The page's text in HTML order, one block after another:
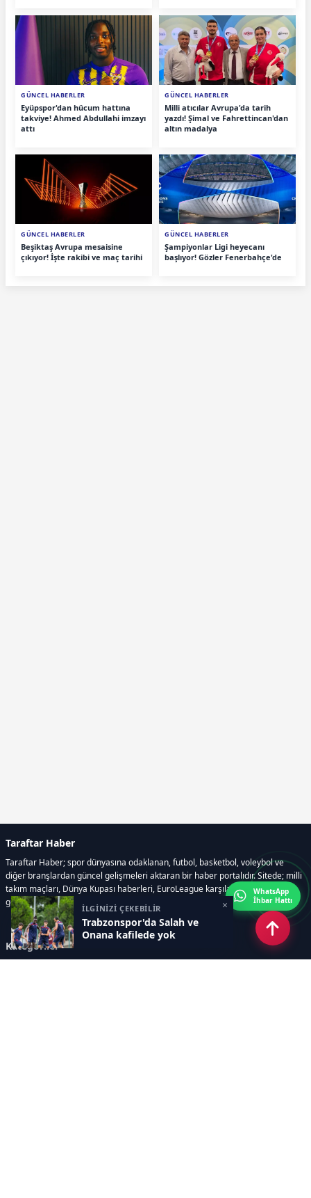
GÜNCEL HABERLER
Eyüpspor'dan hücum hattına
takviye! Ahmed Abdullahi imzayı
attı
GÜNCEL HABERLER
Milli atıcılar Avrupa'da tarih
yazdı! Şimal ve Fahrettincan'dan
altın madalya
GÜNCEL HABERLER
Beşiktaş Avrupa mesaisine
çıkıyor! İşte rakibi ve maç tarihi
GÜNCEL HABERLER
Şampiyonlar Ligi heyecanı
başlıyor! Gözler Fenerbahçe'de
İLGİNİZİ ÇEKEBİLİR
Trabzonspor'da Salah ve
Onana kafilede yok
×
Taraftar Haber
Taraftar Haber; spor dünyasına odaklanan, futbol, basketbol, voleybol ve
diğer branşlardan güncel gelişmeleri aktaran bir haber portalıdır. Sitede; milli
takım maçları, Dünya Kupası haberleri, EuroLeague karşılaşmaları, transfer
gelişmeleri, sporcuların biyografileri, anketler yer almaktadır.
Kategoriler
WhatsApp
İhbar Hattı